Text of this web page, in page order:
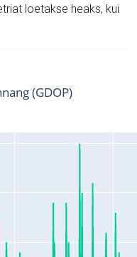
loetakse heaks, kui
(GDOP)